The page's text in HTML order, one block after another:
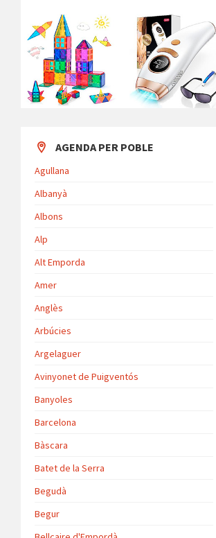
AGENDA PER POBLE
Agullana
Albanyà
Albons
Alp
Alt Emporda
Amer
Anglès
Arbúcies
Argelaguer
Avinyonet de Puigventós
Banyoles
Barcelona
Bàscara
Batet de la Serra
Begudà
Begur